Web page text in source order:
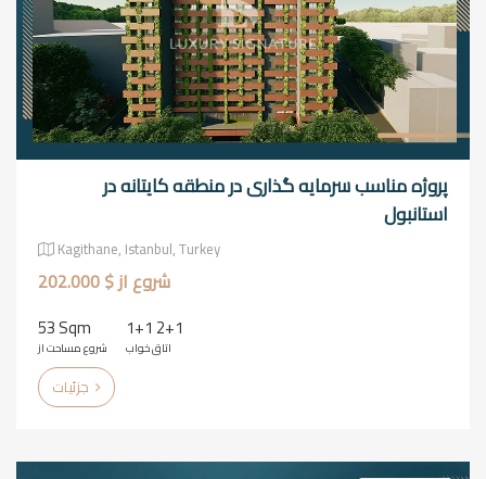
پروژه مناسب سرمایه گذاری در منطقه کایتانه در
استانبول
Kagithane, Istanbul, Turkey
شروع از $ 202.000
53 Sqm
شروع مساحت از
1+1 2+1
اتاق خواب